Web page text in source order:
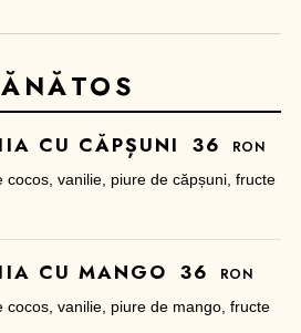
CU CĂPȘUNI 36 RON
cocos, vanilie, piure de căpșuni, fructe
CU MANGO 36 RON
cocos, vanilie, piure de mango, fructe